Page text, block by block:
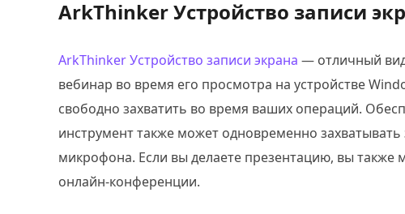
ArkThinker Устройство записи
ArkThinker Устройство записи экрана — отличный
вебинар во время его просмотра на устройстве
свободно захватить во время ваших операций.
инструмент также может одновременно захватывать
микрофона. Если вы делаете презентацию, вы также
онлайн-конференции.